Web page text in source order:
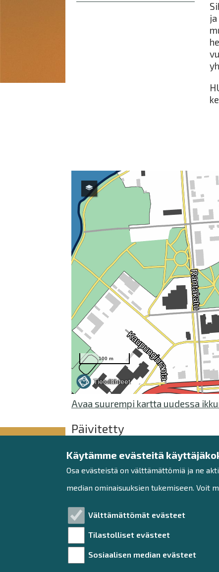
Käytämme evästeitä
Osa evästeistä on välttämättömiä ja ne
median ominaisuuksien tukemiseen. Voit
Välttämättömät evästeet
Tilastolliset evästeet
Sosiaalisen median evästeet
Avaa suurempi kartta uudessa
Päivitetty
92100 Raahe
6780